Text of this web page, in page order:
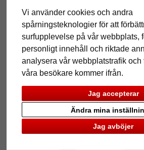
Vi använder cookies och andra
spårningsteknologier för att
surfupplevelse på vår webbplats,
personligt innehåll och riktade
analysera vår webbplatstrafik och
våra besökare kommer ifrån.
Jag accepterar
Jag avböjer
Ändra mina